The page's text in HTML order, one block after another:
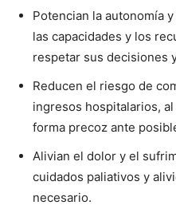
Potencian la autonomía
las capacidades y los
respetar sus decisiones
Reducen el riesgo de
ingresos hospitalarios,
forma precoz ante
Alivian el dolor y el
cuidados paliativos y
necesario.